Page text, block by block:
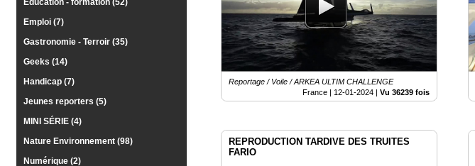
Gazette
Médias
groupe
Blogs
Education - formation (52)
Emploi (7)
Gastronomie - Terroir (35)
Geeks (14)
Handicap (7)
Jeunes reporters (5)
MINI SÉRIE (4)
Nature Environnement (98)
Numérique (2)
Reportage / Voile / ARKEA ULTIM CHALLENGE
France | 12-01-2024 |Vu 36239 fois
REPRODUCTION TARDIVE DES TRUITES
FARIO